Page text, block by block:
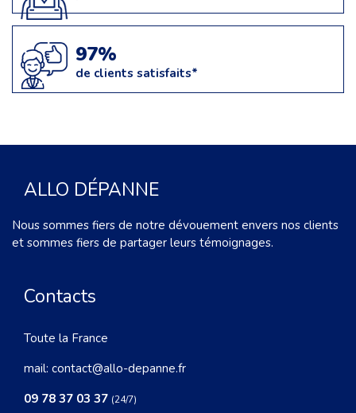
97%
de clients satisfaits*
ALLO DÉPANNE
Nous sommes fiers de notre dévouement envers nos clients
et sommes fiers de partager leurs témoignages.
Contacts
Toute la France
mail: contact@allo-depanne.fr
09 78 37 03 37 (24/7)